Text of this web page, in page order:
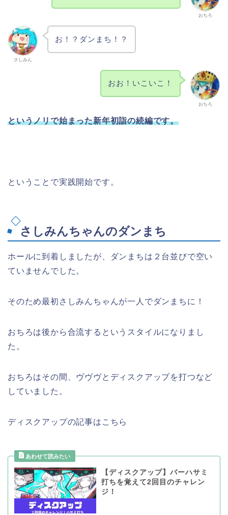
おちろ
さしみん
お！？ダンまち！？
おちろ
おお！いこいこ！
というノリで始まった新年初詣の続編です。
ということで実践開始です。
さしみんちゃんのダンまち
ホールに到着しましたが、ダンまちは２台並びで空い
ていませんでした。
そのため最初さしみんちゃんが一人でダンまちに！
おちろは後から合流するというスタイルになりまし
た。
おちろはその間、ヴヴヴとディスクアップを打つなど
していました。
ディスクアップの記事はこちら
【ディスクアップ】バーハサミ
打ちを覚えて2回目のチャレン
ジ！